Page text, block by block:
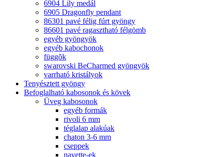
6904 Lily medál
6905 Dragonfly pendant
86301 pavé félig fúrt gyöngy
86601 pavé ragasztható félgömb
egyéb gyöngyök
egyéb kabochonok
függõk
swarovski BeCharmed gyöngyök
varrható kristályok
Tenyésztett gyöngy
Befoglalható kabosonok és kövek
Üveg kabosonok
egyéb formák
rivoli 6 mm
téglalap alakúak
chaton 3-6 mm
cseppek
navette-ek